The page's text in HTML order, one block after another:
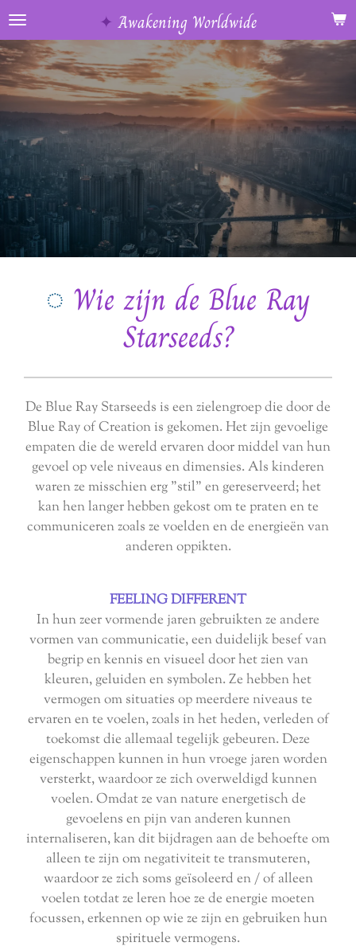
Ga
direct
naar
de
hoofdinhoud
✦ Awakening Worldwide
◌ Wie zijn de Blue Ray
Starseeds?
De Blue Ray Starseeds is een zielengroep die door de
Blue Ray of Creation is gekomen. Het zijn gevoelige
empaten die de wereld ervaren door middel van hun
gevoel op vele niveaus en dimensies. Als kinderen
waren ze misschien erg "stil" en gereserveerd; het
kan hen langer hebben gekost om te praten en te
communiceren zoals ze voelden en de energieën van
anderen oppikten.
FEELING DIFFERENT
In hun zeer vormende jaren gebruikten ze andere
vormen van communicatie, een duidelijk besef van
begrip en kennis en visueel door het zien van
kleuren, geluiden en symbolen. Ze hebben het
vermogen om situaties op meerdere niveaus te
ervaren en te voelen, zoals in het heden, verleden of
toekomst die allemaal tegelijk gebeuren. Deze
eigenschappen kunnen in hun vroege jaren worden
versterkt, waardoor ze zich overweldigd kunnen
voelen. Omdat ze van nature energetisch de
gevoelens en pijn van anderen kunnen
internaliseren, kan dit bijdragen aan de behoefte om
alleen te zijn om negativiteit te transmuteren,
waardoor ze zich soms geïsoleerd en / of alleen
voelen totdat ze leren hoe ze de energie moeten
focussen, erkennen op wie ze zijn en gebruiken hun
spirituele vermogens.